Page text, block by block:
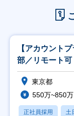
【アカウント
部／リモート可
東京都
550万~850万
正社員採用 土